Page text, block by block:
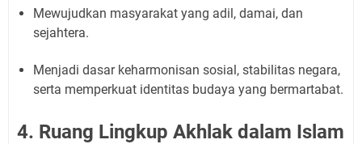
Mewujudkan masyarakat yang adil, damai, dan
sejahtera.
Menjadi dasar keharmonisan sosial, stabilitas negara,
serta memperkuat identitas budaya yang bermartabat.
4. Ruang Lingkup Akhlak dalam Islam